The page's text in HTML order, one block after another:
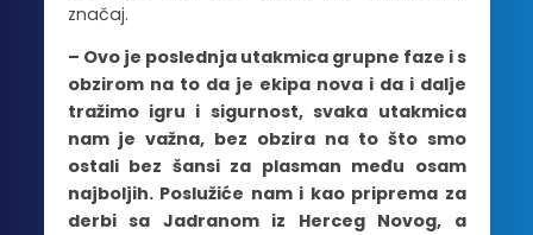
značaj.
– Ovo je poslednja utakmica grupne faze i s
obzirom na to da je ekipa nova i da i dalje
tražimo igru i sigurnost, svaka utakmica
nam je važna, bez obzira na to što smo
ostali bez šansi za plasman među osam
najboljih. Poslužiće nam i kao priprema za
derbi sa Jadranom iz Herceg Novog, a